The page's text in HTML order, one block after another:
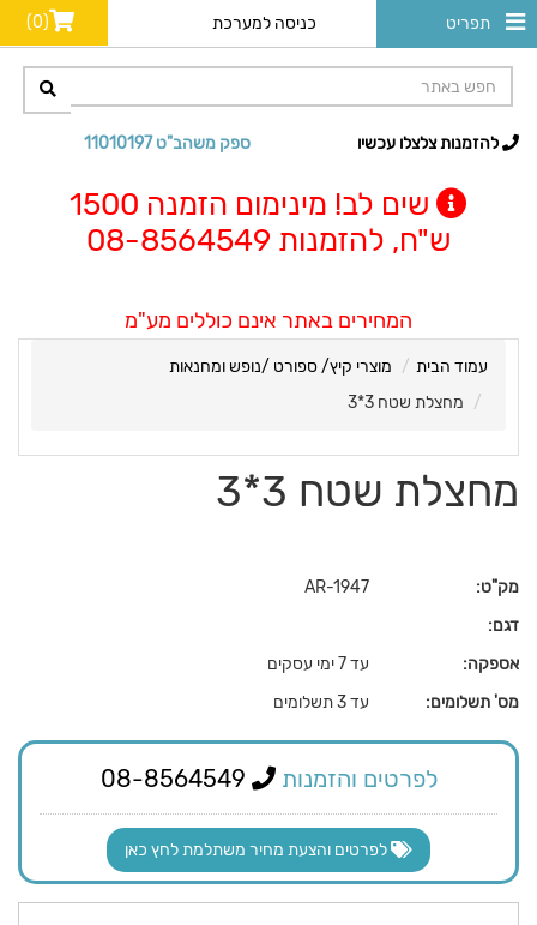
תפריט כניסה למערכת (0)
ספק משהב"ט 11010197 להזמנות צלצלו עכשיו
שים לב! מינימום הזמנה 1500
ש"ח, להזמנות 08-8564549
המחירים באתר אינם כוללים מע"מ
עמוד הבית
מוצרי קיץ/ ספורט /נופש ומחנאות
מחצלת שטח 3*3
מחצלת שטח 3*3
מק"ט:
AR-1947
דגם:
אספקה:
עד 7 ימי עסקים
מס' תשלומים:
עד 3 תשלומים
לפרטים והזמנות
לפרטים והצעת מחיר משתלמת לחץ כאן